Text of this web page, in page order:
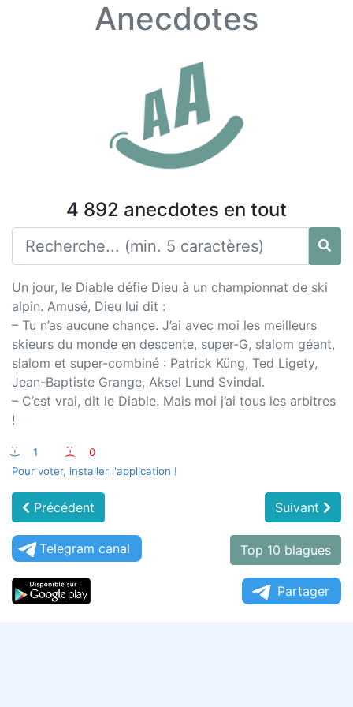
Anecdotes
4 892 anecdotes en tout
Un jour, le Diable défie Dieu à un championnat de ski
alpin. Amusé, Dieu lui dit :
– Tu n’as aucune chance. J’ai avec moi les meilleurs
skieurs du monde en descente, super-G, slalom géant,
slalom et super-combiné : Patrick Küng, Ted Ligety,
Jean-Baptiste Grange, Aksel Lund Svindal.
– C’est vrai, dit le Diable. Mais moi j’ai tous les arbitres
!
:-) 1 :-(
0
Pour voter, installer l'application !
Précédent Suivant
Telegram canal Top 10 blagues
Partager